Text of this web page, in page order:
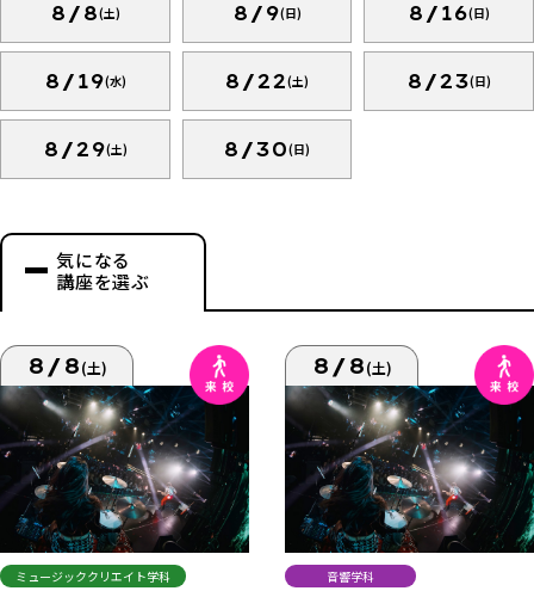
8/8(土) 8/9(日) 8/16(日)
8/19(水) 8/22(土) 8/23(日)
8/29(土) 8/30(日)
気になる
講座を選ぶ
8/8(土)
ミュージッククリエイト学科
8/8(土)
音響学科